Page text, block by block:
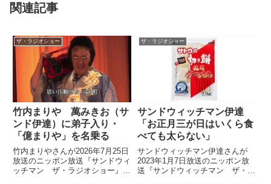
関連記事
ザ・ラジオショー
竹内まりや 萬みきお（サ
ンド伊達）に弟子入り・
「億まりや」を名乗る
竹内まりやさんが2026年7月25日
放送のニッポン放送『サンドウィ
ッチマン ザ・ラジオショー』に
ザ・ラジオショー
サンドウィッチマン伊達
「お正月三が日はいくら食
べても太らない」
サンドウィッチマン伊達さんが
2023年1月7日放送のニッポン放
送『サンドウィッチマン ザ・ラ